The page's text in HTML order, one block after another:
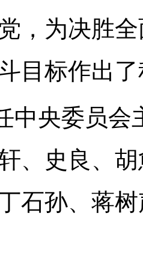
，为决胜
目标作出
中央委员
、史良、
石孙、蒋